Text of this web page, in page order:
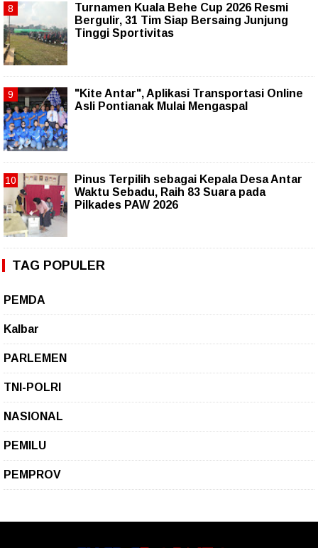
Turnamen Kuala Behe Cup 2026 Resmi
Bergulir, 31 Tim Siap Bersaing Junjung
Tinggi Sportivitas
"Kite Antar", Aplikasi Transportasi Online
Asli Pontianak Mulai Mengaspal
Pinus Terpilih sebagai Kepala Desa Antar
Waktu Sebadu, Raih 83 Suara pada
Pilkades PAW 2026
TAG POPULER
PEMDA
Kalbar
PARLEMEN
TNI-POLRI
NASIONAL
PEMILU
PEMPROV